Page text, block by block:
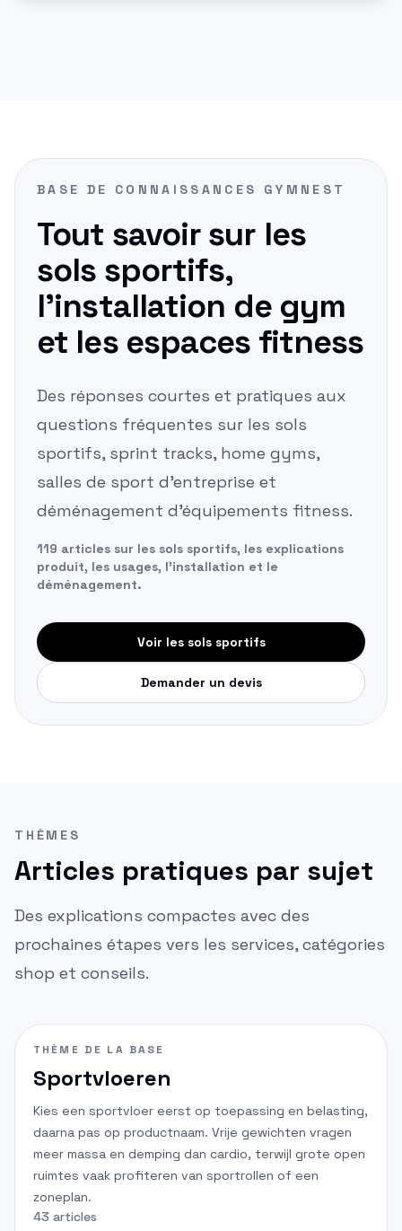
BASE DE CONNAISSANCES GYMNEST
Tout savoir sur les
sols sportifs,
l'installation de gym
et les espaces fitness
Des réponses courtes et pratiques aux
questions fréquentes sur les sols
sportifs, sprint tracks, home gyms,
salles de sport d'entreprise et
déménagement d'équipements fitness.
119 articles sur les sols sportifs, les explications
produit, les usages, l'installation et le
déménagement.
Voir les sols sportifs
Demander un devis
THÈMES
Articles pratiques par sujet
Des explications compactes avec des
prochaines étapes vers les services, catégories
shop et conseils.
THÈME DE LA BASE
Sportvloeren
Kies een sportvloer eerst op toepassing en belasting,
daarna pas op productnaam. Vrije gewichten vragen
meer massa en demping dan cardio, terwijl grote open
ruimtes vaak profiteren van sportrollen of een
zoneplan.
43 articles